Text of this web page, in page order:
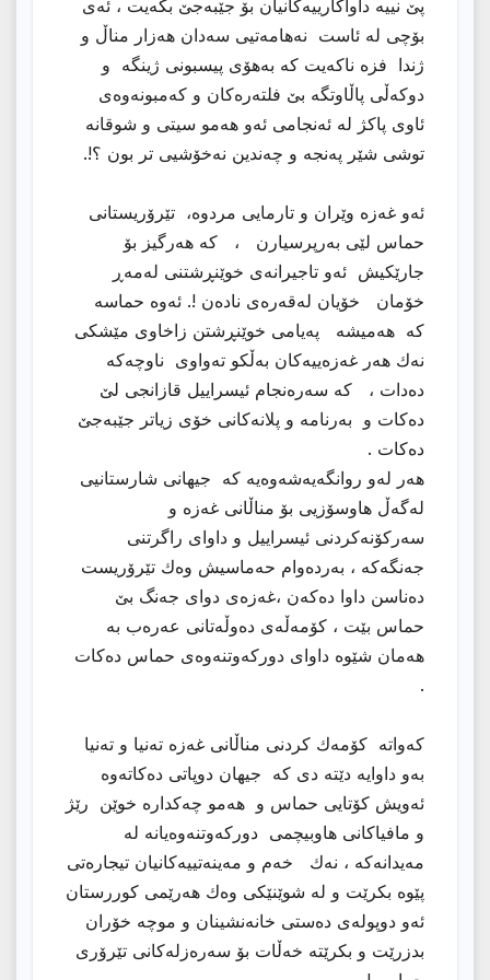
پێ نییە داواکارییەکانیان بۆ جێبەجێ بکەیت ، ئەی
بۆچی لە ئاست نەهامەتیی سەدان هەزار مناڵ و
ژندا فزە ناکەیت کە بەهۆی پیسبونی ژینگە و
دوکەڵی پاڵاوتگە بێ فلتەرەکان و کەمبونەوەی
ئاوی پاکژ لە ئەنجامی ئەو هەمو سیتی و شوقانە
توشی شێر پەنجە و چەندین نەخۆشیی تر بون ؟!.
ئەو غەزە وێران و تارمایی مردوە، تێرۆریستانی
حماس لێی بەرپرسیارن ، کە هەرگیز بۆ
جارێکیش ئەو تاجیرانەی خوێنڕشتنی لەمەڕ
خۆمان خۆیان لەقەرەی نادەن !. ئەوە حماسە
کە هەمیشە پەیامی خوێنڕشتن زاخاوی مێشکی
نەك هەر غەزەییەکان بەڵکو تەواوی ناوچەکە
دەدات ، کە سەرەنجام ئیسراییل قازانجی لێ
دەکات و بەرنامە و پلانەکانی خۆی زیاتر جێبەجێ
دەکات .
هەر لەو روانگەیەشەوەیە کە جیهانی شارستانیی
لەگەڵ هاوسۆزیی بۆ مناڵانی غەزە و
سەرکۆنەکردنی ئیسراییل و داوای راگرتنی
جەنگەکە ، بەردەوام حەماسیش وەك تێرۆریست
دەناسن داوا دەکەن ،غەزەی دوای جەنگ بێ
حماس بێت ، کۆمەڵەی دەوڵەتانی عەرەب بە
هەمان شێوە داوای دورکەوتنەوەی حماس دەکات
.
کەواتە کۆمەك کردنی مناڵانی غەزە تەنیا و تەنیا
بەو داوایە دێتە دی کە جیهان دوپاتی دەکاتەوە
ئەویش کۆتایی حماس و هەمو چەکدارە خوێن رێژ
و مافیاکانی هاوبیچمی دورکەوتنەوەیانە لە
مەیدانەکە ، نەك خەم و مەینەتییەکانیان تیجارەتی
پێوە بکرێت و لە شوێنێکی وەك هەرێمی کوررستان
ئەو دوپولەی دەستی خانەنشینان و موچە خۆران
بدزرێت و بکرێتە خەڵات بۆ سەرەزلەکانی تێرۆری